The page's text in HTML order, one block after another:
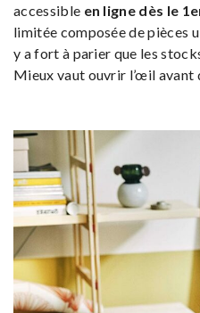
accessible en ligne dès le
limitée composée de pièces
y a fort à parier que les
Mieux vaut ouvrir l’œil avant